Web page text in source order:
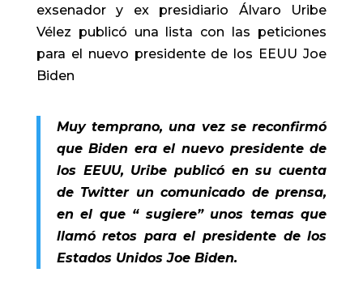
exsenador y ex presidiario Álvaro Uribe
Vélez publicó una lista con las peticiones
para el nuevo presidente de los EEUU Joe
Biden
Muy temprano, una vez se reconfirmó
que Biden era el nuevo presidente de
los EEUU, Uribe publicó en su cuenta
de Twitter un comunicado de prensa,
en el que “ sugiere” unos temas que
llamó retos para el presidente de los
Estados Unidos Joe Biden.